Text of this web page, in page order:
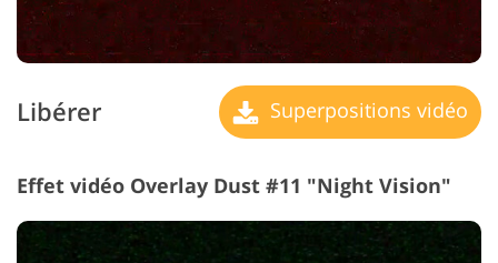
Libérer Superpositions vidéo
Effet vidéo Overlay Dust #11 "Night Vision"